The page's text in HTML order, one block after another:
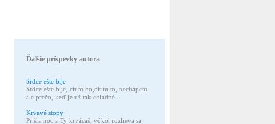
Ďalšie príspevky autora
Srdce ešte bije
Srdce ešte bije, cítim ho,cítim to, nechápem
ale prečo, keď je už tak chladné...
Krvavé stopy
Prišla noc a Ty krvácaš, vôkol rozlieva sa